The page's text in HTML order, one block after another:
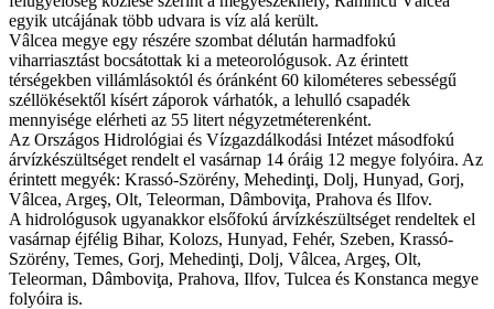
egyik utcájának több udvara is víz alá került.
Vâlcea megye egy részére szombat délután harmadfokú
viharriasztást bocsátottak ki a meteorológusok. Az érintett
térségekben villámlásoktól és óránként 60 kilométeres sebességű
széllökésektől kísért záporok várhatók, a lehulló csapadék
mennyisége elérheti az 55 litert négyzetméterenként.
Az Országos Hidrológiai és Vízgazdálkodási Intézet másodfokú
árvízkészültséget rendelt el vasárnap 14 óráig 12 megye folyóira. Az
érintett megyék: Krassó-Szörény, Mehedinţi, Dolj, Hunyad, Gorj,
Vâlcea, Argeş, Olt, Teleorman, Dâmboviţa, Prahova és Ilfov.
A hidrológusok ugyanakkor elsőfokú árvízkészültséget rendeltek el
vasárnap éjfélig Bihar, Kolozs, Hunyad, Fehér, Szeben, Krassó-
Szörény, Temes, Gorj, Mehedinţi, Dolj, Vâlcea, Argeş, Olt,
Teleorman, Dâmboviţa, Prahova, Ilfov, Tulcea és Konstanca megye
folyóira is.